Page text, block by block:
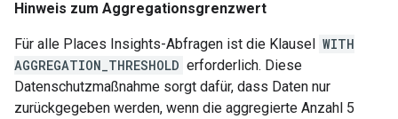
Hinweis zum Aggregationsgrenzwert
Für alle Places Insights-Abfragen ist die Klausel WITH
AGGREGATION_THRESHOLD erforderlich. Diese
Datenschutzmaßnahme sorgt dafür, dass Daten nur
zurückgegeben werden, wenn die aggregierte Anzahl 5